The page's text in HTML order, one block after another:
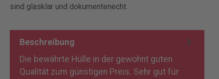
sind glasklar und dokumentenecht.
Beschreibung
Die bewährte Hülle in der gewohnt guten
Qualität zum günstigen Preis. Sehr gut für